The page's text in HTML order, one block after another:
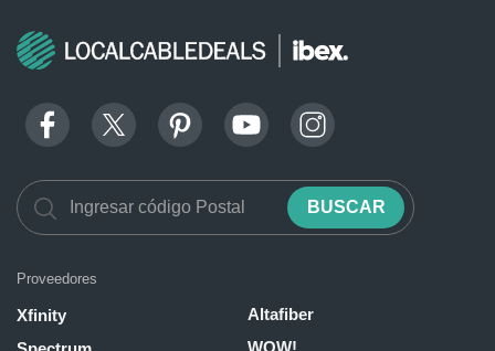
BUSCAR
Proveedores
Xfinity
Altafiber
WOW!